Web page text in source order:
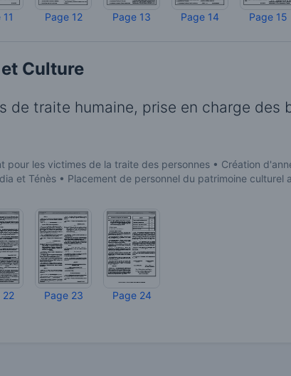
Page 12 Page 13 Page 14 Page 15
Culture
de traite humaine, prise en charge des
pour les victimes de la traite des personnes • Création
et Ténès • Placement de personnel du patrimoine culturel
22 Page 23 Page 24